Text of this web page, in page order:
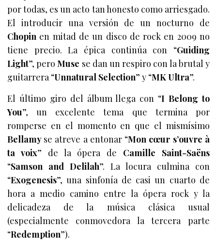
por todas, es un acto tan honesto como arriesgado.
El introducir una versión de un nocturno de
Chopin en mitad de un disco de rock en 2009 no
tiene precio. La épica continúa con “Guiding
Light”, peroMuse se dan un respiro con la brutal y
guitarrera “Unnatural Selection” y “MKUltra”.
El último giro del álbum llega con “I Belong to
You”, un excelente tema que termina por
romperse en el momento en que el mismísimo
Bellamy se atreve a entonar “Mon cœur s’ouvre à
ta voix” de la ópera de Camille Saint-Saëns
“Samson and Delilah”. La locura culmina con
“Exogenesis”, una sinfonía de casi un cuarto de
hora a medio camino entre la ópera rock y la
delicadeza de la música clásica usual
(especialmente conmovedora la tercera parte
“Redemption”).